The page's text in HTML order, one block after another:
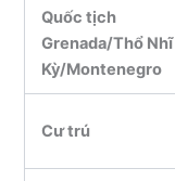
Quốc tịch
Grenada/Thổ Nhĩ
Kỳ/Montenegro
Cư trú